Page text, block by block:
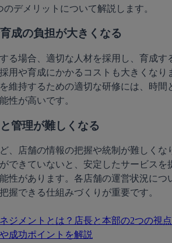
のデメリットについて解説します。
成の負担が大きくなる
る場合、適切な人材を採用し、育成す
用や育成にかかるコストも大きくなり
維持するための適切な研修には、時間
管理が難しくなる
、店舗の情報の把握や統制が難しくな
できていないと、安定したサービスを
性があります。各店舗の運営状況につ
握できる仕組みづくりが重要です。
ジメントとは？店長と本部の2つの視点
成功ポイントを解説